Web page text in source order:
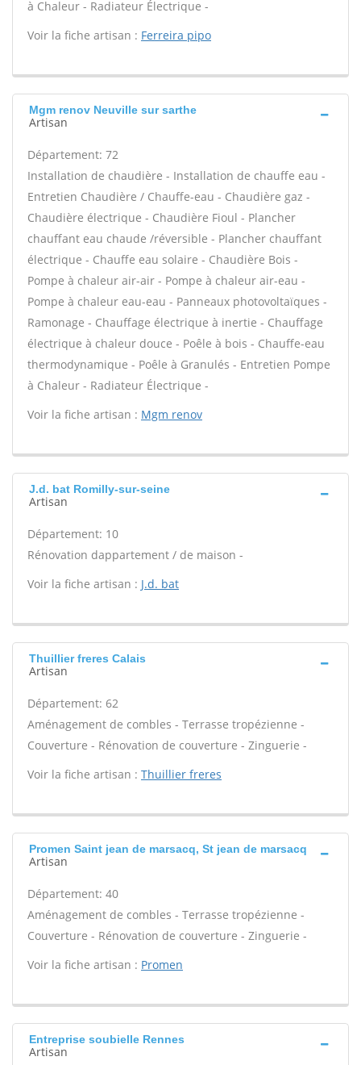
à Chaleur - Radiateur Électrique -
Voir la fiche artisan : Ferreira pipo
Mgm renov Neuville sur sarthe
Artisan
Département: 72
Installation de chaudière - Installation de chauffe eau -
Entretien Chaudière / Chauffe-eau - Chaudière gaz -
Chaudière électrique - Chaudière Fioul - Plancher
chauffant eau chaude /réversible - Plancher chauffant
électrique - Chauffe eau solaire - Chaudière Bois -
Pompe à chaleur air-air - Pompe à chaleur air-eau -
Pompe à chaleur eau-eau - Panneaux photovoltaïques -
Ramonage - Chauffage électrique à inertie - Chauffage
électrique à chaleur douce - Poêle à bois - Chauffe-eau
thermodynamique - Poêle à Granulés - Entretien Pompe
à Chaleur - Radiateur Électrique -
Voir la fiche artisan : Mgm renov
J.d. bat Romilly-sur-seine
Artisan
Département: 10
Rénovation dappartement / de maison -
Voir la fiche artisan : J.d. bat
Thuillier freres Calais
Artisan
Département: 62
Aménagement de combles - Terrasse tropézienne -
Couverture - Rénovation de couverture - Zinguerie -
Voir la fiche artisan : Thuillier freres
Promen Saint jean de marsacq, St jean de marsacq
Artisan
Département: 40
Aménagement de combles - Terrasse tropézienne -
Couverture - Rénovation de couverture - Zinguerie -
Voir la fiche artisan : Promen
Entreprise soubielle Rennes
Artisan